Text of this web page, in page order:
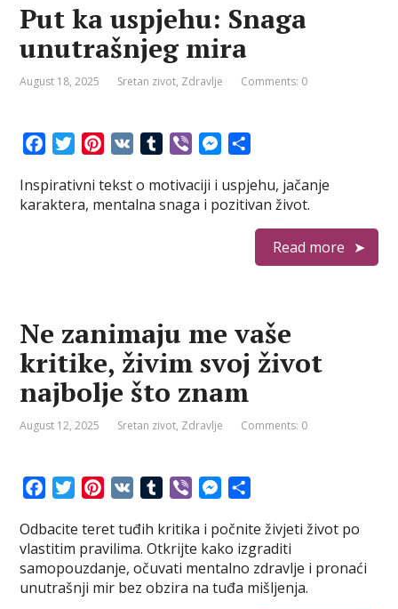
Put ka uspjehu: Snaga
unutrašnjeg mira
August 18, 2025 Sretan zivot, Zdravlje Comments: 0
c
e
T
i
t
n
t
m
b
b
e
M
s
s
a
r
e
Inspirativni tekst o motivaciji i uspjehu, jačanje
karaktera, mentalna snaga i pozitivan život.
Read more
Ne zanimaju me vaše
kritike, živim svoj život
najbolje što znam
August 12, 2025 Sretan zivot, Zdravlje Comments: 0
c
e
b
o
T
i
t
t
e
n
t
e
r
m
b
l
r
b
e
r
M
s
s
e
n
a
r
e
Odbacite teret tuđih kritika i počnite živjeti život po
vlastitim pravilima. Otkrijte kako izgraditi
samopouzdanje, očuvati mentalno zdravlje i pronaći
unutrašnji mir bez obzira na tuđa mišljenja.